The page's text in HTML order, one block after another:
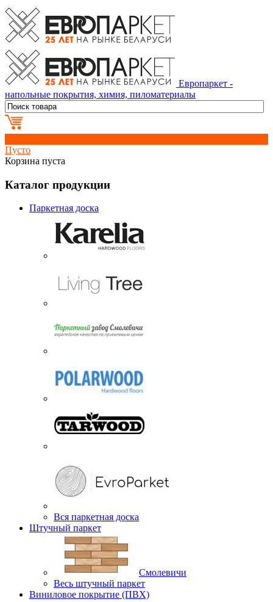
Европаркет -
напольные покрытия, химия, пиломатериалы
Пусто
Корзина пуста
Каталог продукции
Паркетная доска
Вся паркетная доска
Штучный паркет
Смолевичи
Весь штучный паркет
Виниловое покрытие (ПВХ)